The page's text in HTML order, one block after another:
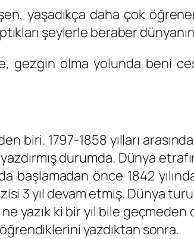
yaşadıkça daha çok
şeylerle beraber
gezgin olma yolunda beni
biri. 1797-1858 yılları
durumda. Dünya
başlamadan önce 1842
3 yıl devam etmiş. Dünya
yazık ki bir yıl bile
yazdıktan sonra.